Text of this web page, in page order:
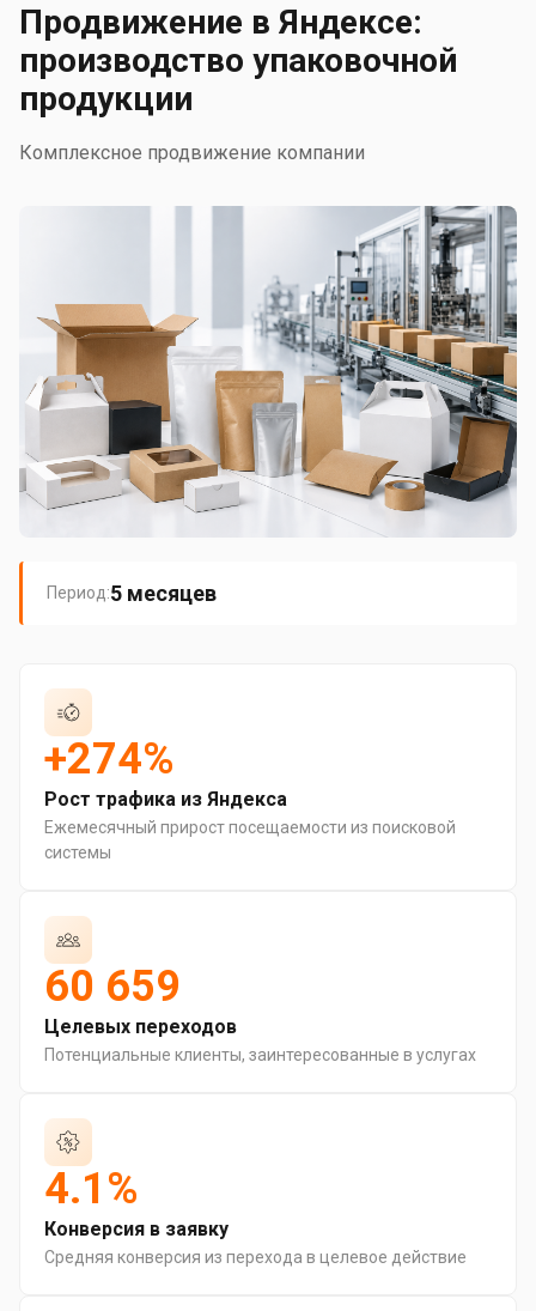
Продвижение в Яндексе:
производство упаковочной
продукции
Комплексное продвижение компании
Период:5 месяцев
+274%
Рост трафика из Яндекса
Ежемесячный прирост посещаемости из поисковой
системы
60 659
Целевых переходов
Потенциальные клиенты, заинтересованные в услугах
4.1%
Конверсия в заявку
Средняя конверсия из перехода в целевое действие